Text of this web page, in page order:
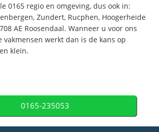
0165 regio en omgeving, dus ook in:
Zundert, Rucphen, Hoogerheide
AE Roosendaal. Wanneer u voor ons
vakmensen werkt dan is de kans op
klein.
0165-235053